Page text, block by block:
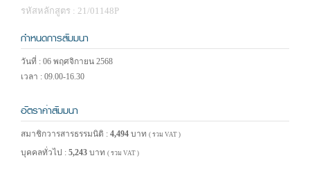
รหัสหลักสูตร : 21/01148P
กำหนดการสัมมนา
วันที่ : 06 พฤศจิกายน 2568
เวลา : 09.00-16.30
อัตราค่าสัมมนา
สมาชิกวารสารธรรมนิติ : 4,494 บาท ( รวม VAT )
บุคคลทั่วไป : 5,243 บาท ( รวม VAT )